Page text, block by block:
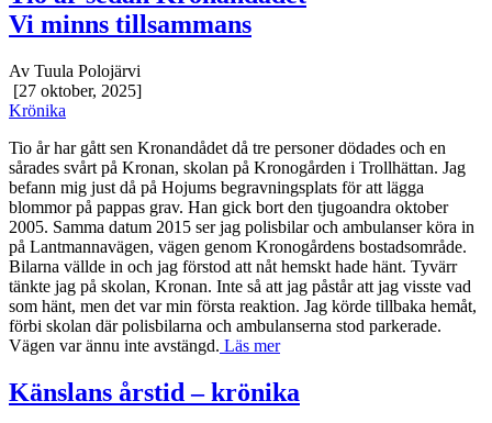
Vi minns tillsammans
Av Tuula Polojärvi
[27 oktober, 2025]
Krönika
Tio år har gått sen Kronandådet då tre personer dödades och en
sårades svårt på Kronan, skolan på Kronogården i Trollhättan. Jag
befann mig just då på Hojums begravningsplats för att lägga
blommor på pappas grav. Han gick bort den tjugoandra oktober
2005. Samma datum 2015 ser jag polisbilar och ambulanser köra in
på Lantmannavägen, vägen genom Kronogårdens bostadsområde.
Bilarna vällde in och jag förstod att nåt hemskt hade hänt. Tyvärr
tänkte jag på skolan, Kronan. Inte så att jag påstår att jag visste vad
som hänt, men det var min första reaktion. Jag körde tillbaka hemåt,
förbi skolan där polisbilarna och ambulanserna stod parkerade.
Vägen var ännu inte avstängd. Läs mer
Känslans årstid – krönika